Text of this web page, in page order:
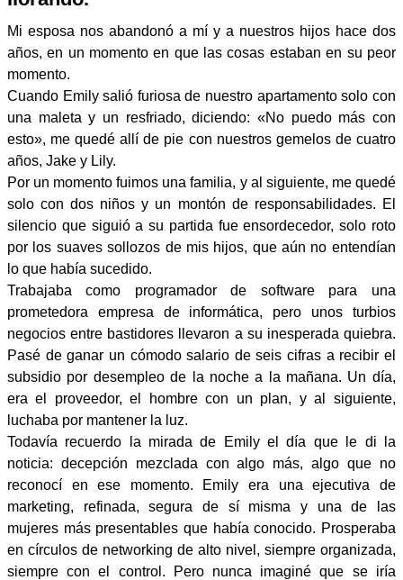
Mi esposa nos abandonó a mí y a nuestros hijos hace dos
años, en un momento en que las cosas estaban en su peor
momento.
Cuando Emily salió furiosa de nuestro apartamento solo con
una maleta y un resfriado, diciendo: «No puedo más con
esto», me quedé allí de pie con nuestros gemelos de cuatro
años, Jake y Lily.
Por un momento fuimos una familia, y al siguiente, me quedé
solo con dos niños y un montón de responsabilidades. El
silencio que siguió a su partida fue ensordecedor, solo roto
por los suaves sollozos de mis hijos, que aún no entendían
lo que había sucedido.
Trabajaba como programador de software para una
prometedora empresa de informática, pero unos turbios
negocios entre bastidores llevaron a su inesperada quiebra.
Pasé de ganar un cómodo salario de seis cifras a recibir el
subsidio por desempleo de la noche a la mañana. Un día,
era el proveedor, el hombre con un plan, y al siguiente,
luchaba por mantener la luz.
Todavía recuerdo la mirada de Emily el día que le di la
noticia: decepción mezclada con algo más, algo que no
reconocí en ese momento. Emily era una ejecutiva de
marketing, refinada, segura de sí misma y una de las
mujeres más presentables que había conocido. Prosperaba
en círculos de networking de alto nivel, siempre organizada,
siempre con el control. Pero nunca imaginé que se iría